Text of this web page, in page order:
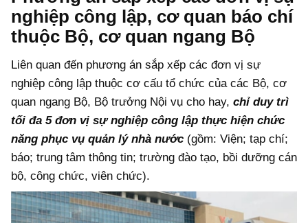
nghiệp công lập, cơ quan báo chí
thuộc Bộ, cơ quan ngang Bộ
Liên quan đến phương án sắp xếp các đơn vị sự
nghiệp công lập thuộc cơ cấu tổ chức của các Bộ, cơ
quan ngang Bộ, Bộ trưởng Nội vụ cho hay, chỉ duy trì
tối đa 5 đơn vị sự nghiệp công lập thực hiện chức
năng phục vụ quản lý nhà nước (gồm: Viện; tạp chí;
báo; trung tâm thông tin; trường đào tạo, bồi dưỡng cán
bộ, công chức, viên chức).